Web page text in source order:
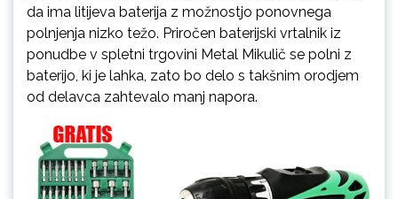
da ima litijeva baterija z možnostjo ponovnega
polnjenja nizko težo. Priročen baterijski vrtalnik iz
ponudbe v spletni trgovini Metal Mikulič se polni z
baterijo, ki je lahka, zato bo delo s takšnim orodjem
od delavca zahtevalo manj napora.